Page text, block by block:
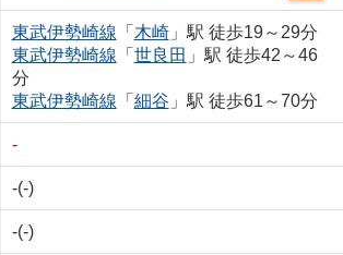
東武伊勢崎線 「 木崎」駅 徒歩19～29分
東武伊勢崎線 「 世良田 」駅 徒歩42～46
分
東武伊勢崎線 「 細谷 」駅 徒歩61～70分
-
-(-)
-(-)